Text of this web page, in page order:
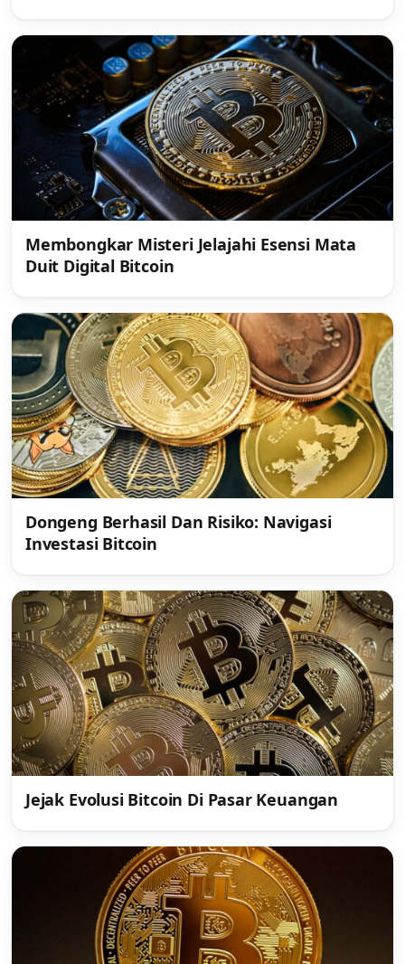
Membongkar Misteri Jelajahi Esensi Mata
Duit Digital Bitcoin
Dongeng Berhasil Dan Risiko: Navigasi
Investasi Bitcoin
Jejak Evolusi Bitcoin Di Pasar Keuangan